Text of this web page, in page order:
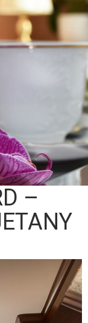
–